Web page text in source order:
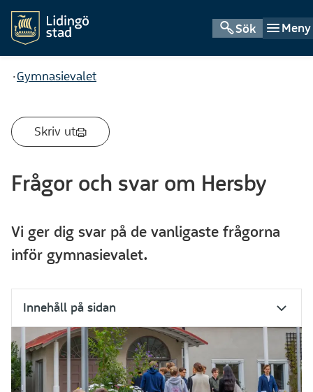
Sök Meny
Du är här:
Gymnasievalet
Skriv ut
Frågor och svar om Hersby
Vi ger dig svar på de vanligaste frågorna
inför gymnasievalet.
Innehåll på sidan